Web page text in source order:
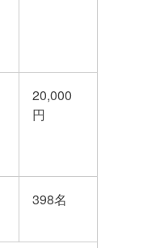
20,000
円
398名